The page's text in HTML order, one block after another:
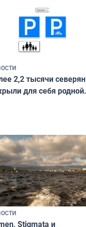
2,2 тысячи северян
для себя родной
Stigmata и